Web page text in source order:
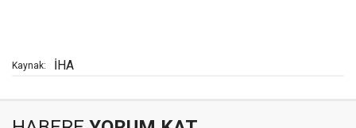
Kaynak: İHA